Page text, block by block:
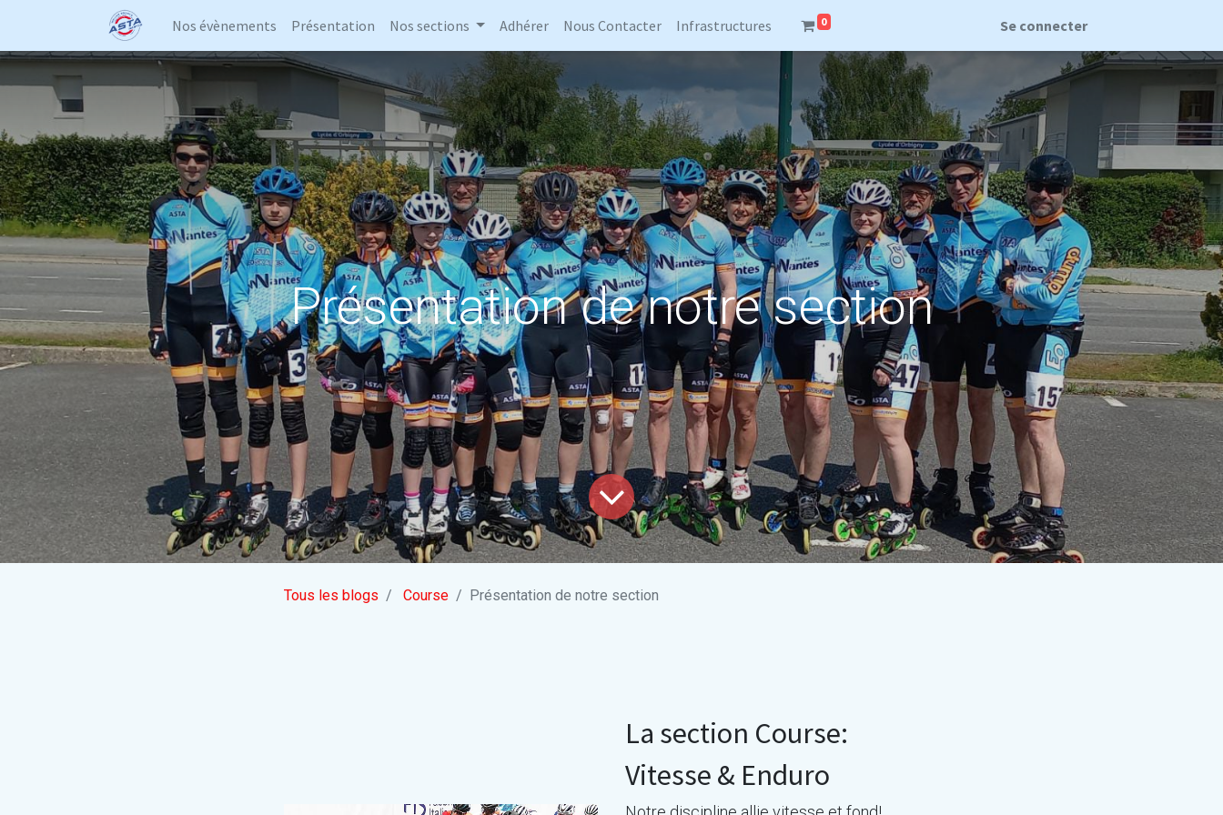
Nos évènements Présentation Nos sections Adhérer Nous Contacter Infrastructures 0 Se connecter
Présentation de notre section
Tous les blogs Course Présentation de notre section
La section Course:
Vitesse & Enduro